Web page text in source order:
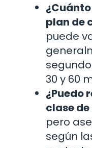
plan de
puede
30 y 60
¿Puedo
clase
pero
según